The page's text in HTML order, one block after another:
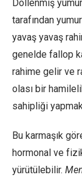
Döllenmiş
tarafından
yavaş yavaş
genelde fallop
rahime gelir ve
olası bir
sahipliği
Bu karmaşık
hormonal ve
yürütülebilir.